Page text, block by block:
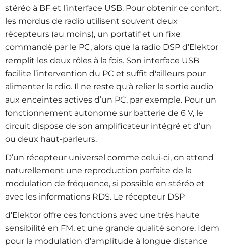
stéréo à BF et l’interface USB. Pour obtenir ce confort,
les mordus de radio utilisent souvent deux
récepteurs (au moins), un portatif et un fixe
commandé par le PC, alors que la radio DSP d’Elektor
remplit les deux rôles à la fois. Son interface USB
facilite l’intervention du PC et suffit d'ailleurs pour
alimenter la rdio. Il ne reste qu'à relier la sortie audio
aux enceintes actives d’un PC, par exemple. Pour un
fonctionnement autonome sur batterie de 6 V, le
circuit dispose de son amplificateur intégré et d’un
ou deux haut-parleurs.
D’un récepteur universel comme celui-ci, on attend
naturellement une reproduction parfaite de la
modulation de fréquence, si possible en stéréo et
avec les informations RDS. Le récepteur DSP
d’Elektor offre ces fonctions avec une très haute
sensibilité en FM, et une grande qualité sonore. Idem
pour la modulation d’amplitude à longue distance